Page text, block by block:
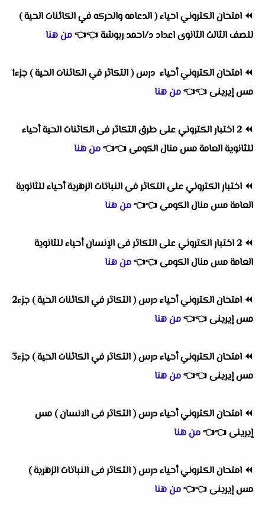
⏪ امتحان الكتروني احياء ( الدعامه والحركه في الكائنات الحية )
للصف الثالث الثانوى اعداد د/احمد ربوشة👈
👈من هنا
⏪
امتحان الكتروني أحياء درس ( التكاثر في الكائنات الحية ) جزء1
مس إيرينى👈
👈من هنا
⏪
2 اختبار الكتروني على طرق التكاثر فى الكائنات الحية أحياء
للثانوية العامة مس منال الكومى👈
👈من هنا
⏪ اختبار الكتروني على التكاثر فى النباتات الزهرية أحياء للثانوية
العامة مس منال الكومى👈
👈من هنا
⏪
2 اختبار الكتروني على التكاثر فى الإنسان أحياء للثانوية
العامة مس منال الكومى👈
👈من هنا
⏪
امتحان الكتروني أحياء درس ( التكاثر في الكائنات الحية ) جزء2
مس إيرينى👈
👈من هنا
⏪
امتحان الكتروني أحياء درس ( التكاثر في الكائنات الحية ) جزء3
مس إيرينى👈
👈من هنا
⏪ امتحان الكتروني أحياء درس ( التكاثر فى الانسان ) مس
إيرينى👈
👈من هنا
⏪ امتحان الكتروني أحياء درس ( التكاثر فى النباتات الزهرية )
مس إيرينى👈
👈من هنا